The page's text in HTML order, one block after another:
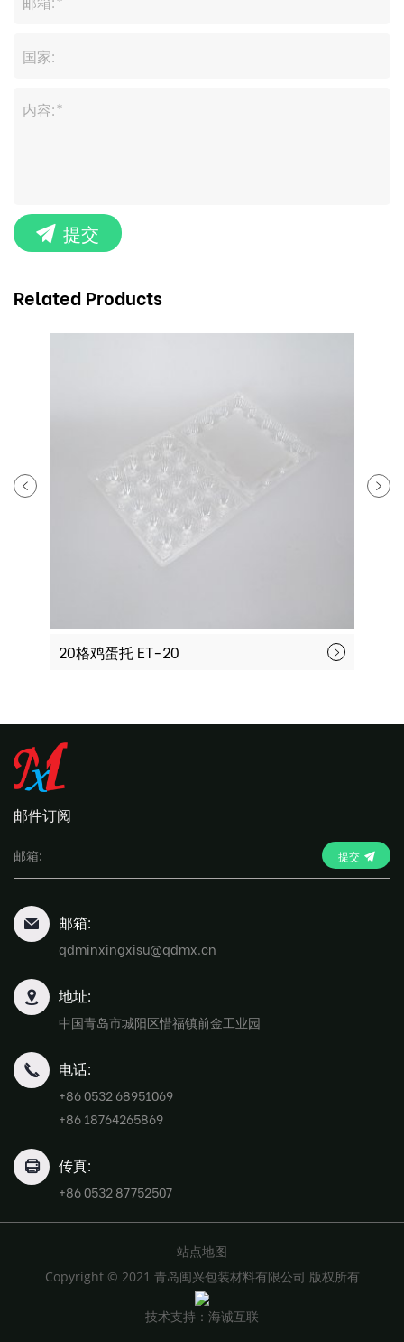
提交
Related Products
20格鸡蛋托 ET-20
邮件订阅
提交
邮箱:
qdminxingxisu@qdmx.cn
地址:
中国青岛市城阳区惜福镇前金工业园
电话:
+86 0532 68951069
+86 18764265869
传真:
+86 0532 87752507
站点地图
Copyright © 2021 青岛闽兴包装材料有限公司 版权所有
技术支持：海诚互联